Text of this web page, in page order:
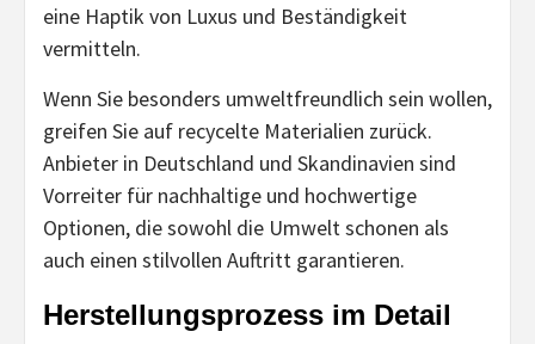
eine Haptik von Luxus und Beständigkeit
vermitteln.
Wenn Sie besonders umweltfreundlich sein wollen,
greifen Sie auf recycelte Materialien zurück.
Anbieter in Deutschland und Skandinavien sind
Vorreiter für nachhaltige und hochwertige
Optionen, die sowohl die Umwelt schonen als
auch einen stilvollen Auftritt garantieren.
Herstellungsprozess im Detail